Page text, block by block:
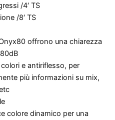
/4′ TS
/8′ TS
offrono una chiarezza
e antiriflesso, per
più informazioni su mix,
colore dinamico per una